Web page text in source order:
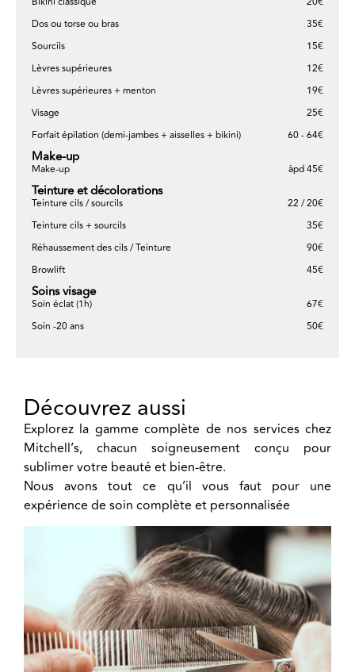
Dos ou torse ou bras
35€
Sourcils
15€
Lèvres supérieures
12€
Lèvres supérieures + menton
19€
Visage
25€
Forfait épilation (demi-jambes + aisselles + bikini)
60 - 64€
Make-up
Make-up àpd 45€
Teinture et décolorations
Teinture cils / sourcils
22 / 20€
Teinture cils + sourcils
35€
Réhaussement des cils / Teinture
90€
Browlift
45€
Soins visage
Soin éclat (1h)
67€
Soin -20 ans
50€
Découvrez aussi
Explorez la gamme complète de nos services chez
Mitchell’s, chacun soigneusement conçu pour
sublimer votre beauté et bien-être.
Nous avons tout ce qu’il vous faut pour une
expérience de soin complète et personnalisée